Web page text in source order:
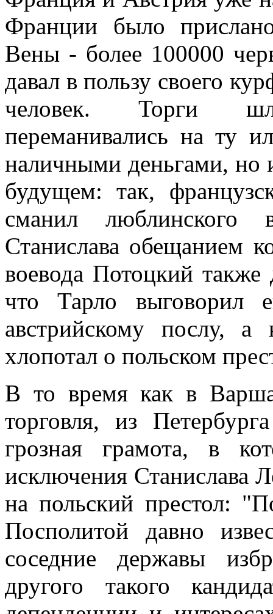
Франции было
Вены - более 100000
давал в пользу своего
человек. Торги
переманивались на ту
наличными деньгами, но
будущем: так,
сманил люблинского
Станислава обещанием
воевода Потоцкий также
что Тарло выговорил
австрийскому послу,
хлопотал о польском
В то время как в
торговля, из
грозная грамота, в
исключения Станислава
на польский престол:
Посполитой давно
соседние державы
другого такого